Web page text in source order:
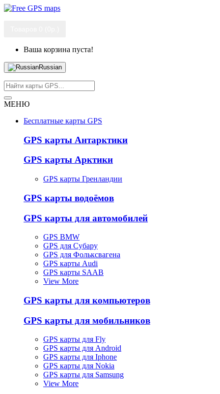
Ваша корзина пуста!
Russian
МЕНЮ
Бесплатные карты GPS
GPS карты Антарктики
GPS карты Арктики
GPS карты Гренландии
GPS карты водоёмов
GPS карты для автомобилей
GPS BMW
GPS для Субару
GPS для Фольксвагена
GPS карты Audi
GPS карты SAAB
View More
GPS карты для компьютеров
GPS карты для мобильников
GPS карты для Fly
GPS карты для Android
GPS карты для Iphone
GPS карты для Nokia
GPS карты для Samsung
View More